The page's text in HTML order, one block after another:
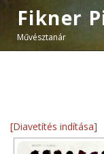
Fikner
Művésztanár
[Diavetítés indítása]